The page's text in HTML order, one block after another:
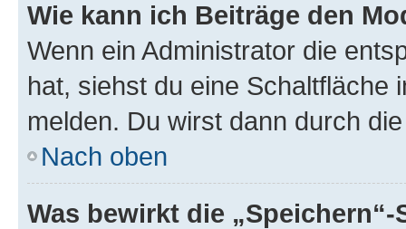
Wie kann ich Beiträge den
Wenn ein Administrator die
hat, siehst du eine Schaltfläche
melden. Du wirst dann durch
Nach oben
Was bewirkt die